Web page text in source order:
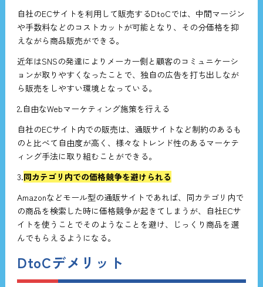
自社のECサイトを利用して販売するDtoCでは、中間マージン
や手数料などのコストカットが可能となり、その分価格を抑
えながら商品販売ができる。
近年はSNSの発達によりメーカー側と顧客のコミュニケーシ
ョンが取りやすくなったことで、独自の広告を打ち出しなが
ら販売をしやすい環境となっている。
2.自由なWebマーケティング施策を行える
自社のECサイト内での販売は、通販サイトなど制約のあるも
のと比べて自由度が高く、様々なトレンド性のあるマーケテ
ィング手法に取り組むことができる。
3.同カテゴリ内での価格競争を避けられる
Amazonなどモール型の通販サイトであれば、同カテゴリ内で
の商品を検索した時に価格競争が起きてしまうが、自社ECサ
イトを使うことでそのようなことを避け、じっくり商品を選
んでもらえるようになる。
DtoCデメリット